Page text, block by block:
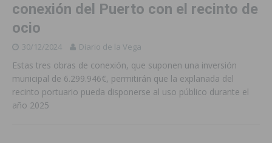
conexión del Puerto con el recinto de
ocio
30/12/2024 Diario de la Vega
Estas tres obras de conexión, que suponen una inversión
municipal de 6.299.946€, permitirán que la explanada del
recinto portuario pueda disponerse al uso público durante el
año 2025